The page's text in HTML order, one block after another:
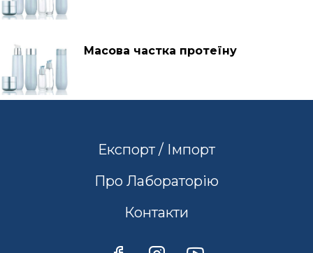
Масова частка протеїну
Експорт / Імпорт
Про Лабораторію
Контакти